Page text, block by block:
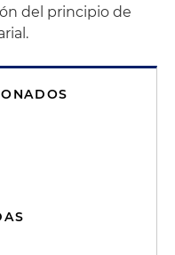
del principio de